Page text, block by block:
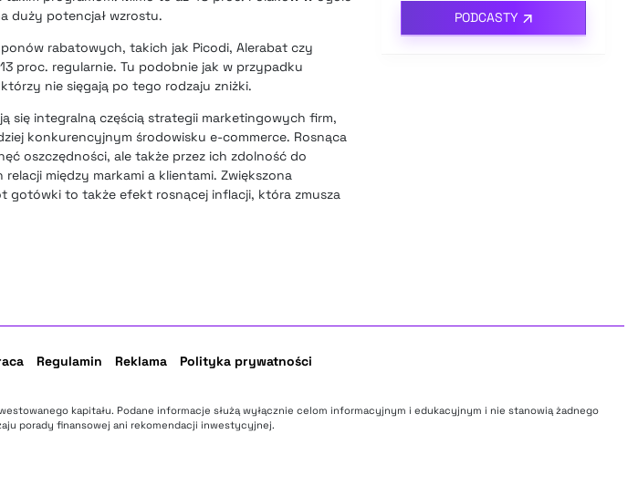
duży potencjał wzrostu.
rabatowych, takich jak Picodi, Alerabat czy
proc. regularnie. Tu podobnie jak w przypadku
nie sięgają po tego rodzaju zniżki.
się integralną częścią strategii marketingowych firm,
konkurencyjnym środowisku e-commerce. Rosnąca
oszczędności, ale także przez ich zdolność do
między markami a klientami. Zwiększona
gotówki to także efekt rosnącej inflacji, która zmusza
PODCASTY
Regulamin Reklama Polityka prywatności
kapitału. Podane informacje służą wyłącznie celom informacyjnym i edukacyjnym i nie stanowią żadnego
porady finansowej ani rekomendacji inwestycyjnej.